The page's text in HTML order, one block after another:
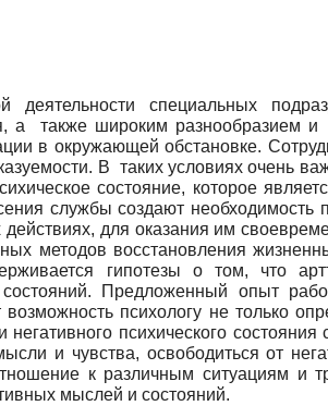
деятельности специальных
а также широким разнообразием и
в окружающей обстановке.
В таких условиях очень
состояние, которое
службы создают необходимость
для оказания им
методов восстановления
гипотезы о том, что
состояний. Предложенный опыт
психологу не только
психического
и чувства, освободиться от
к различным ситуациям
мыслей и состояний.